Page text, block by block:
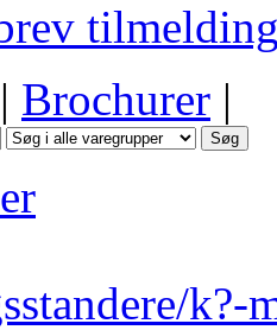
| Brochurer |
k?-